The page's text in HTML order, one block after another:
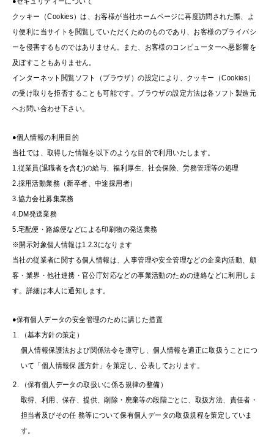
クッキー（Cookies）は、お客様が当社ホームページに再度訪問された際、よ
り便利に当サイトを閲覧していただくためのものであり、お客様のプライバシ
ーを侵害するものではありません。また、お客様のコンピューターへ悪影響を
及ぼすこともありません。
インターネット閲覧ソフト（ブラウザ）の設定により、クッキー（Cookies）
の受け取りを拒否することも可能です。ブラウザの設定方法は各ソフト製造元
へお問い合わせ下さい。
●個人情報の利用目的
当社では、取得した情報を以下のような目的で利用いたします。
1.従業員(退職者を含む)の給与、福利厚生、社会保険、労務管理等の処理
2.採用活動業務（新卒者、中途採用者）
3.協力会社募集業務
4.DM発送業務
5.宅配便・路線便などによる印刷物の発送業務
※開示対象個人情報は1.2.3になります
当社の従業者に関する個人情報は、人事管理や安全管理などの企業内活動、顧
客・業界・他社連携・官公庁対応などの事業活動のための連絡などに利用しま
す。詳細は本人に通知します。
●保有個人データの安全管理のために講じた措置
（基本方針の策定）
個人情報保護法および関係法令を遵守し、個人情報を適正に取扱うことにつ
いて「個人情報保 護方針」を策定し、公表しております。
（保有個人データの取扱いに係る規律の整備）
取得、利用、保存、提供、削除・廃棄等の段階ごとに、取扱方法、責任者・
担当者及びその任 務等について保有個人データの取扱規程を策定していま
す。